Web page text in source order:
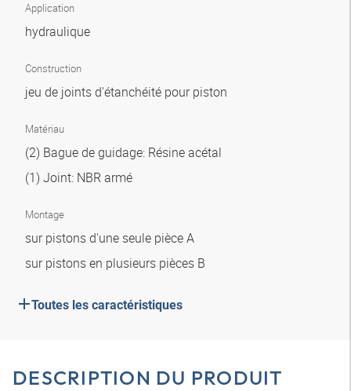
Application
hydraulique
Construction
jeu de joints d'étanchéité pour piston
Matériau
(2) Bague de guidage: Résine acétal
(1) Joint: NBR armé
Montage
sur pistons d'une seule pièce A
sur pistons en plusieurs pièces B
Toutes les caractéristiques
DESCRIPTION DU PRODUIT